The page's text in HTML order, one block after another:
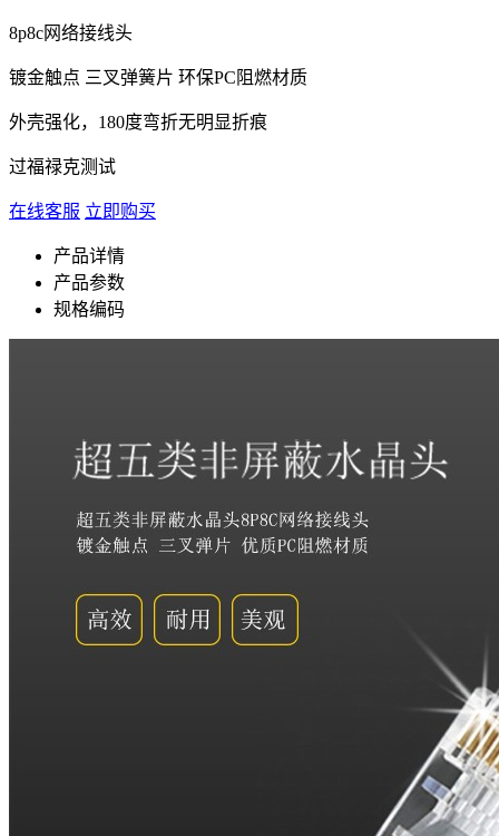
8p8c网络接线头
镀金触点 三叉弹簧片 环保PC阻燃材质
外壳强化，180度弯折无明显折痕
过福禄克测试
在线客服 立即购买
产品详情
产品参数
规格编码